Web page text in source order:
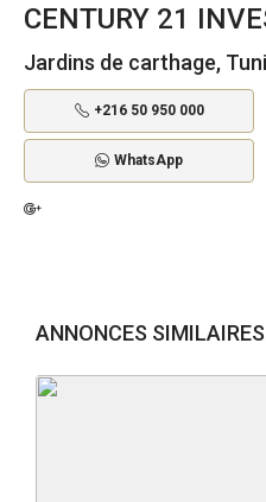
CENTURY 21
Jardins de carthage,
+216 50 950 000
WhatsApp
ANNONCES SIMILAIRES